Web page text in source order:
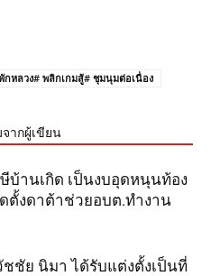
หลวง# พลิกเกมสู้# ชุมนุมต่อเนื่อง
จากผู้เขียน
บ้านเกิด เป็นงบอุดหนุนท้อง
ตั้งดาต้าช่วยอบต.ทำงาน
ชัย นิมา ได้รับแต่งตั้งเป็นที่